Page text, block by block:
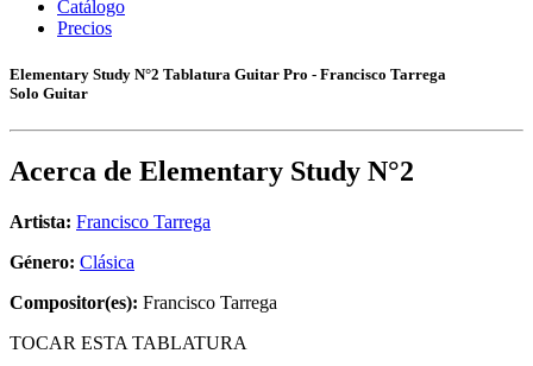
Catálogo
Precios
Elementary Study N°2 Tablatura Guitar Pro - Francisco Tarrega
Solo Guitar
Acerca de Elementary Study N°2
Artista: Francisco Tarrega
Género: Clásica
Compositor(es): Francisco Tarrega
TOCAR ESTA TABLATURA